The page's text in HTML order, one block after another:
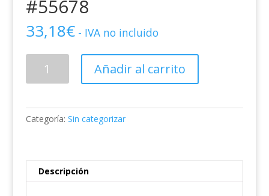
#55678
33,18€ - IVA no incluido
Pedido
Añadir al carrito
Categoría: Sin categorizar
Descripción